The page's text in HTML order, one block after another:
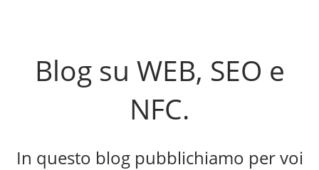
Blog su WEB, SEO e
NFC.
In questo blog pubblichiamo per voi